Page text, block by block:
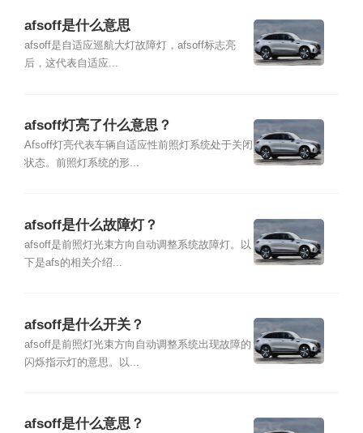
afsoff是什么意思
afsoff是自适应巡航大灯故障灯，afsoff标志亮
后，这代表自适应...
afsoff灯亮了什么意思？
Afsoff灯亮代表车辆自适应性前照灯系统处于关闭
状态。前照灯系统的形...
afsoff是什么故障灯？
afsoff是前照灯光束方向自动调整系统故障灯。以
下是afs的相关介绍...
afsoff是什么开关？
afsoff是前照灯光束方向自动调整系统出现故障的
闪烁指示灯的意思。以...
afsoff是什么意思？